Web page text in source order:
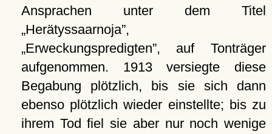
Ansprachen unter dem Titel
Herätyssaarnoja ,
Erweckungspredigten , auf Tonträger
aufgenommen. 1913 versiegte diese
Begabung plötzlich, bis sie sich dann
ebenso plötzlich wieder einstellte; bis zu
ihrem Tod fiel sie aber nur noch wenige